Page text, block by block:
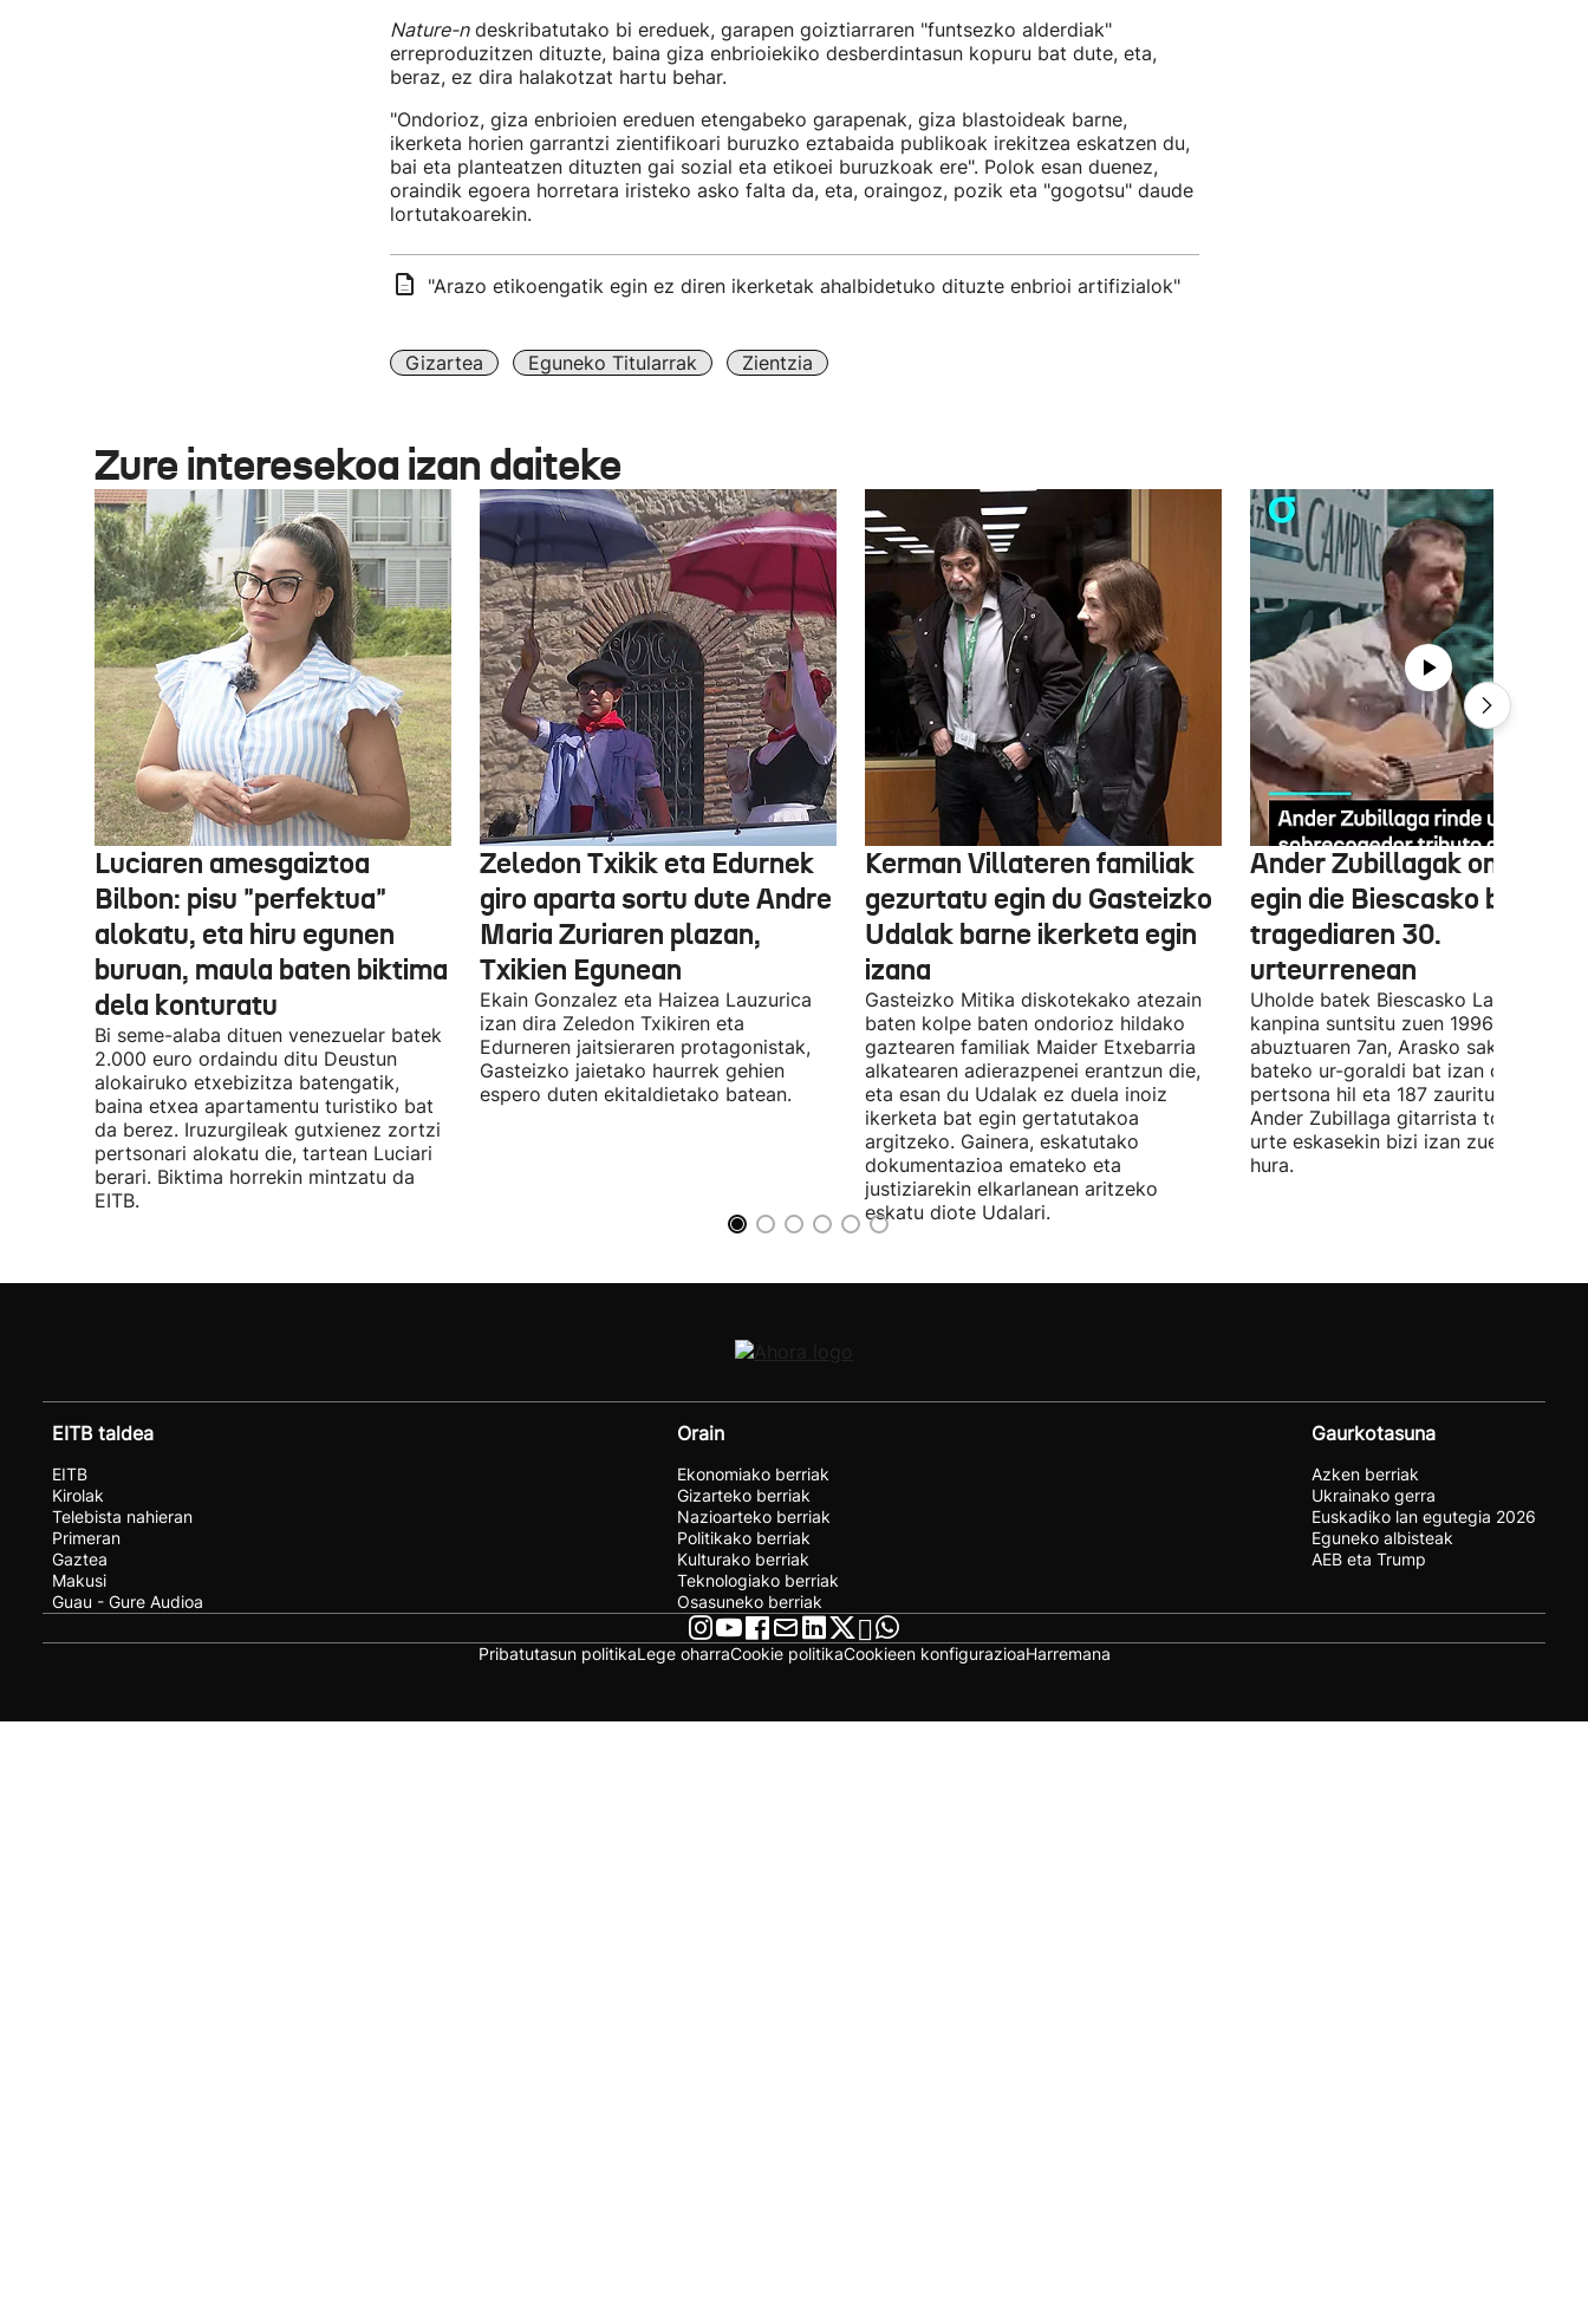
Nature-ndeskribatutako bi ereduek, garapen goiztiarraren "funtsezko alderdiak"
erreproduzitzen dituzte, baina giza enbrioiekiko desberdintasun kopuru bat dute, eta,
beraz, ez dira halakotzat hartu behar.
"Ondorioz, giza enbrioien ereduen etengabeko garapenak, giza blastoideak barne,
ikerketa horien garrantzi zientifikoari buruzko eztabaida publikoak irekitzea eskatzen du,
bai eta planteatzen dituzten gai sozial eta etikoei buruzkoak ere". Polok esan duenez,
oraindik egoera horretara iristeko asko falta da, eta, oraingoz, pozik eta "gogotsu" daude
lortutakoarekin.
"Arazo etikoengatik egin ez diren ikerketak ahalbidetuko dituzte enbrioi artifizialok"
Gizartea Eguneko Titularrak Zientzia
Zure interesekoa izan daiteke
Luciaren amesgaiztoa
Bilbon: pisu "perfektua"
alokatu, eta hiru egunen
buruan, maula baten biktima
dela konturatu
Bi seme-alaba dituen venezuelar batek
2.000 euro ordaindu ditu Deustun
alokairuko etxebizitza batengatik,
baina etxea apartamentu turistiko bat
da berez. Iruzurgileak gutxienez zortzi
pertsonari alokatu die, tartean Luciari
berari. Biktima horrekin mintzatu da
EITB.
Zeledon Txikik eta Edurnek
giro aparta sortu dute Andre
Maria Zuriaren plazan,
Txikien Egunean
Ekain Gonzalez eta Haizea Lauzurica
izan dira Zeledon Txikiren eta
Edurneren jaitsieraren protagonistak,
Gasteizko jaietako haurrek gehien
espero duten ekitaldietako batean.
Kerman Villateren familiak
gezurtatu egin du Gasteizko
Udalak barne ikerketa egin
izana
Gasteizko Mitika diskotekako atezain
baten kolpe baten ondorioz hildako
gaztearen familiak Maider Etxebarria
alkatearen adierazpenei erantzun die,
eta esan du Udalak ez duela inoiz
ikerketa bat egin gertatutakoa
argitzeko. Gainera, eskatutako
dokumentazioa emateko eta
justiziarekin elkarlanean aritzeko
eskatu diote Udalari.
Ander Zubillagak
egin die Biescasko biktimei
tragediaren 30.
urteurrenean
Uholde batek Biescasko Las Nieves
kanpina suntsitu zuen 1996ko
abuztuaren 7an, Arasko sakanean
bateko ur-goraldi bat izan ondoren.
pertsona hil eta 187 zauritu ziren.
Ander Zubillaga gitarrista tolosarrak
urte eskasekin bizi izan zuen tragedia
hura.
EITB taldea
EITB
Kirolak
Telebista nahieran
Primeran
Gaztea
Makusi
Guau - Gure Audioa
Orain
Ekonomiako berriak
Gizarteko berriak
Nazioarteko berriak
Politikako berriak
Kulturako berriak
Teknologiako berriak
Osasuneko berriak
Gaurkotasuna
Azken berriak
Ukrainako gerra
Euskadiko lan egutegia 2026
Eguneko albisteak
AEB eta Trump
Pribatutasun politikaLege oharraCookie politikaCookieen konfigurazioaHarremana